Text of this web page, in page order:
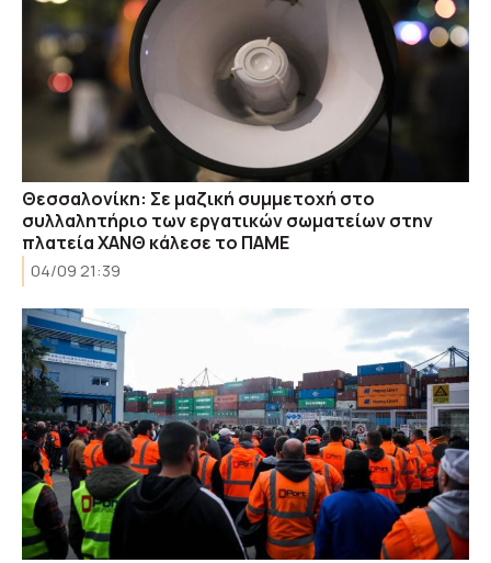
Θεσσαλονίκη: Σε μαζική συμμετοχή στο
συλλαλητήριο των εργατικών σωματείων στην
πλατεία ΧΑΝΘ κάλεσε το ΠΑΜΕ
04/09 21:39